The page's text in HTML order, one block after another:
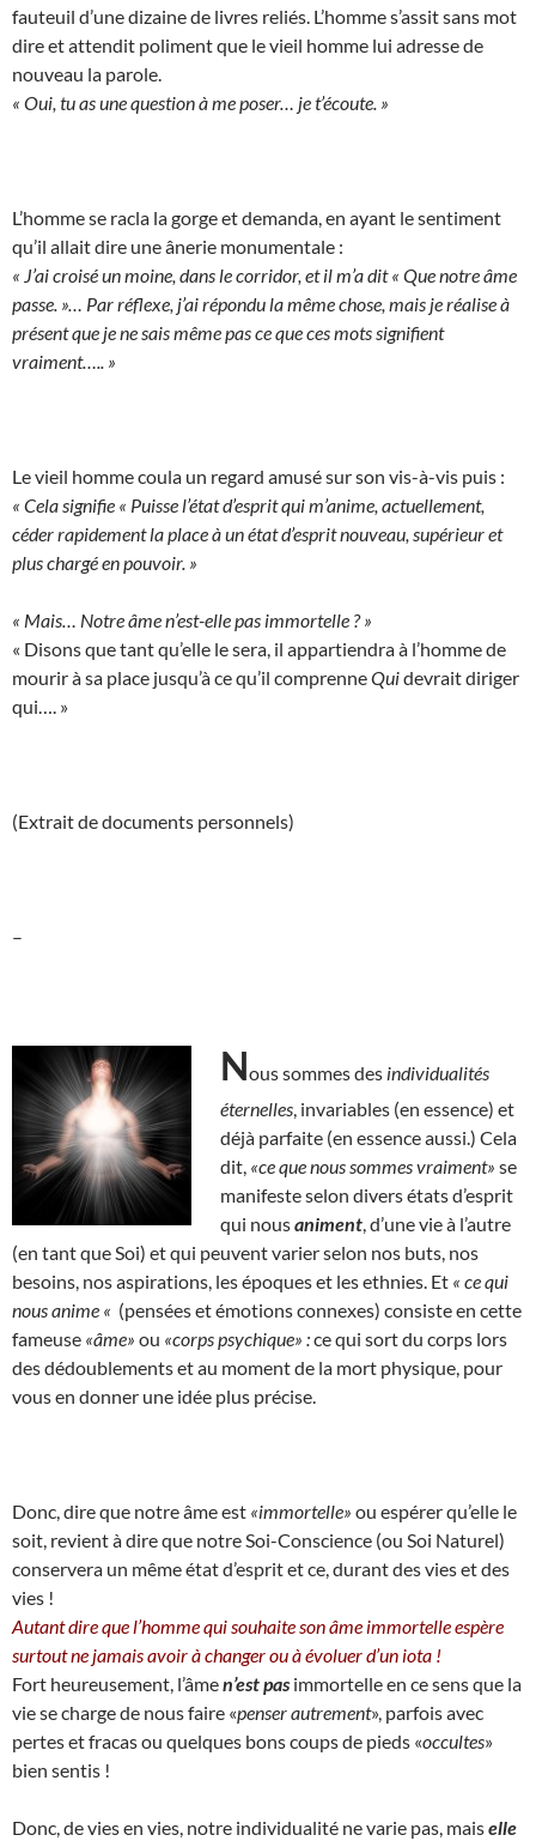
fauteuil d’une dizaine de livres reliés. L’homme s’assit sans mot
dire et attendit poliment que le vieil homme lui adresse de
nouveau la parole.
« Oui, tu as une question à me poser… je t’écoute. »
L’homme se racla la gorge et demanda, en ayant le sentiment
qu’il allait dire une ânerie monumentale :
« J’ai croisé un moine, dans le corridor, et il m’a dit « Que notre âme
passe. »… Par réflexe, j’ai répondu la même chose, mais je réalise à
présent que je ne sais même pas ce que ces mots signifient
vraiment….. »
Le vieil homme coula un regard amusé sur son vis-à-vis puis :
« Cela signifie « Puisse l’état d’esprit qui m’anime, actuellement,
céder rapidement la place à un état d’esprit nouveau, supérieur et
plus chargé en pouvoir. »
« Mais… Notre âme n’est-elle pas immortelle ? »
« Disons que tant qu’elle le sera, il appartiendra à l’homme de
mourir à sa place jusqu’à ce qu’il comprenneQuidevrait diriger
qui…. »
(Extrait de documents personnels)
–
Nous sommes des individualités
éternelles , invariables (en essence) et
déjà parfaite (en essence aussi.) Cela
dit, «ce que nous sommes vraiment» se
manifeste selon divers états d’esprit
qui nousaniment , d’une vie à l’autre
(en tant que Soi) et qui peuvent varier selon nos buts, nos
besoins, nos aspirations, les époques et les ethnies. Et « ce qui
nous anime « (pensées et émotions connexes) consiste en cette
fameuse «âme» ou «corps psychique» :ce qui sort du corps lors
des dédoublements et au moment de la mort physique, pour
vous en donner une idée plus précise.
Donc, dire que notre âme est «immortelle» ou espérer qu’elle le
soit, revient à dire que notre Soi-Conscience (ou Soi Naturel)
conservera un même état d’esprit et ce, durant des vies et des
vies !
Autant dire que l’homme qui souhaite son âme immortelle espère
surtout ne jamais avoir à changer ou à évoluer d’un iota !
Fort heureusement, l’âmen’est pas immortelle en ce sens que la
vie se charge de nous faire «penser autrement», parfois avec
pertes et fracas ou quelques bons coups de pieds «occultes»
bien sentis !
Donc, de vies en vies, notre individualité ne varie pas, maiselle